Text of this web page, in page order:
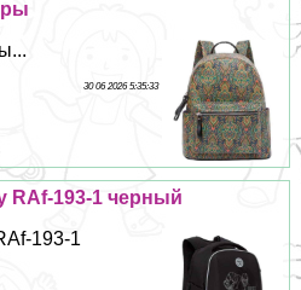
30 06 2026 5:35:33
RAf-193-1 черный
193-1